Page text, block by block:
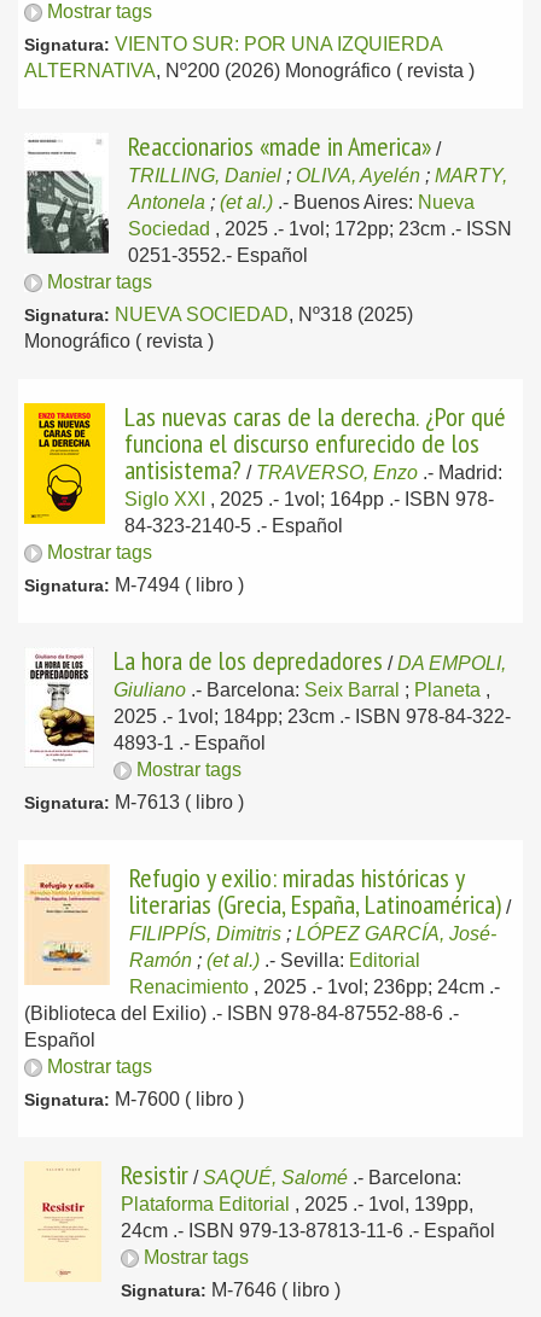
Mostrar tags
Signatura: VIENTO SUR: POR UNA IZQUIERDA
ALTERNATIVA, Nº200 (2026) Monográfico ( revista )
Reaccionarios «made in America» /
TRILLING, Daniel ; OLIVA, Ayelén ; MARTY,
Antonela ; (et al.) .- Buenos Aires: Nueva
Sociedad , 2025 .- 1vol; 172pp; 23cm .- ISSN
0251-3552.- Español
Mostrar tags
Signatura: NUEVA SOCIEDAD, Nº318 (2025)
Monográfico ( revista )
Las nuevas caras de la derecha. ¿Por qué
funciona el discurso enfurecido de los
antisistema? / TRAVERSO, Enzo .- Madrid:
Siglo XXI , 2025 .- 1vol; 164pp .- ISBN 978-
84-323-2140-5 .- Español
Mostrar tags
Signatura: M-7494 ( libro )
La hora de los depredadores /DA EMPOLI,
Giuliano .- Barcelona: Seix Barral ; Planeta ,
2025 .- 1vol; 184pp; 23cm .- ISBN 978-84-322-
4893-1 .- Español
Mostrar tags
Signatura: M-7613 ( libro )
Refugio y exilio: miradas históricas y
literarias (Grecia, España, Latinoamérica) /
FILIPPÍS, Dimitris ; LÓPEZ GARCÍA, José-
Ramón ; (et al.) .- Sevilla: Editorial
Renacimiento , 2025 .- 1vol; 236pp; 24cm .-
(Biblioteca del Exilio) .- ISBN 978-84-87552-88-6 .-
Español
Mostrar tags
Signatura: M-7600 ( libro )
Resistir /SAQUÉ, Salomé .- Barcelona:
Plataforma Editorial , 2025 .- 1vol, 139pp,
24cm .- ISBN 979-13-87813-11-6 .- Español
Mostrar tags
Signatura: M-7646 ( libro )